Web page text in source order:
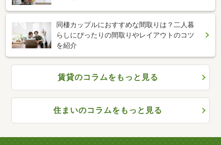
同棲カップルにおすすめな間取りは？二人暮
らしにぴったりの間取りやレイアウトのコツ
を紹介
賃貸のコラムをもっと見る
住まいのコラムをもっと見る